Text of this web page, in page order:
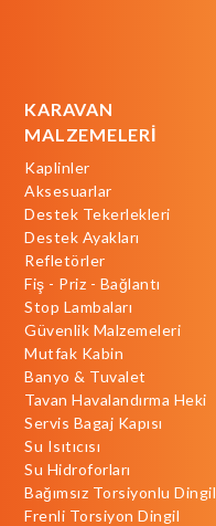
KARAVAN
MALZEMELERİ
Kaplinler
Aksesuarlar
Destek Tekerlekleri
Destek Ayakları
Refletörler
Fiş - Priz - Bağlantı
Stop Lambaları
Güvenlik Malzemeleri
Mutfak Kabin
Banyo & Tuvalet
Tavan Havalandırma Heki
Servis Bagaj Kapısı
Su Isıtıcısı
Su Hidroforları
Bağımsız Torsiyonlu Dingil
Frenli Torsiyon Dingil